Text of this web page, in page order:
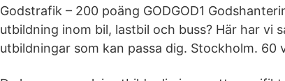
Godstrafik – 200 poäng GODGOD1
utbildning inom bil, lastbil och buss? Här har vi
utbildningar som kan passa dig. Stockholm. 60